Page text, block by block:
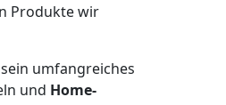
Produkte wir
umfangreiches
und Home-